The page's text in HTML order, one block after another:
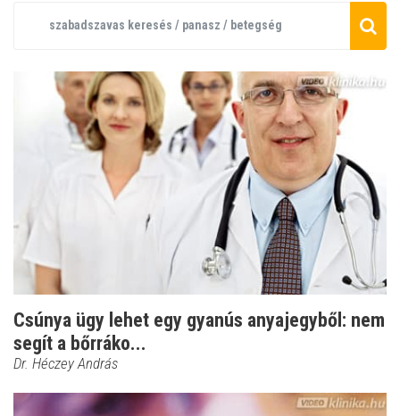
Csúnya ügy lehet egy gyanús anyajegyből: nem
segít a bőrráko...
Dr. Héczey András